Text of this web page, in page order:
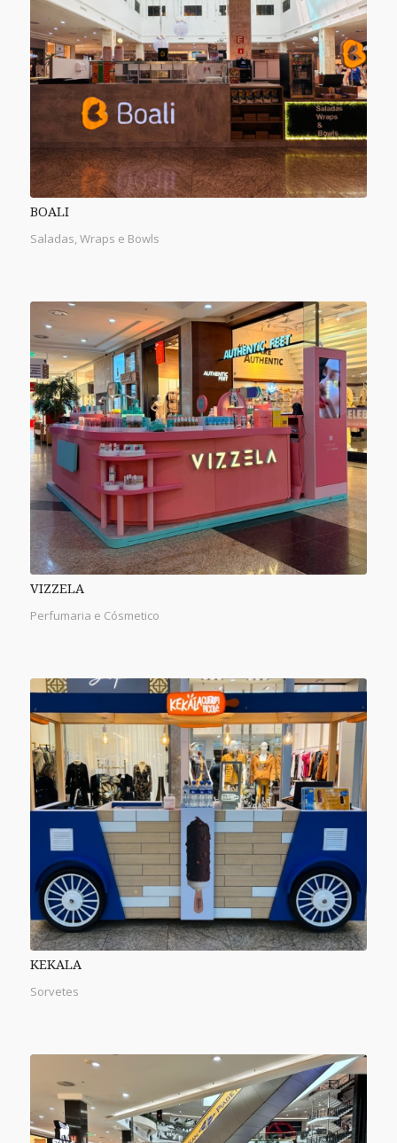
BOALI
Saladas, Wraps e Bowls
VIZZELA
Perfumaria e Cósmetico
KEKALA
Sorvetes